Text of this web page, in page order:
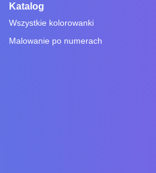
Katalog
Wszystkie kolorowanki
Malowanie po numerach